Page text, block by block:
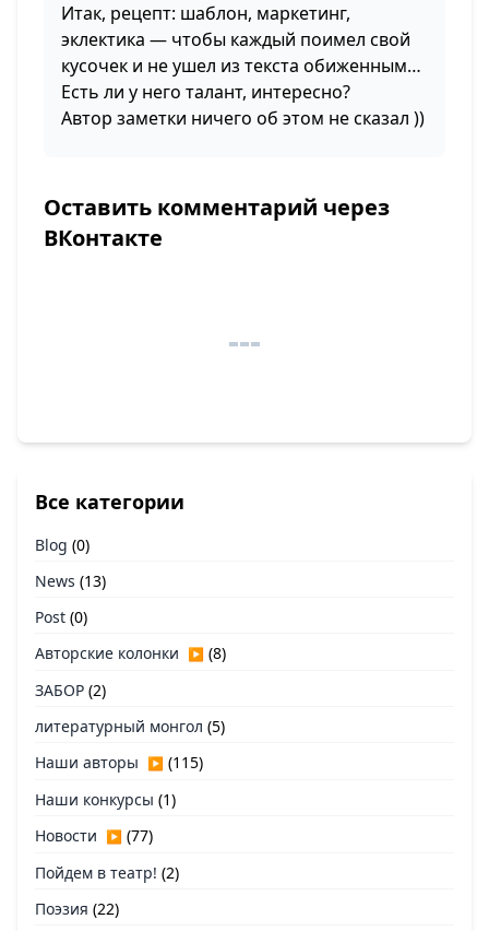
Итак, рецепт: шаблон, маркетинг,
эклектика — чтобы каждый поимел свой
кусочек и не ушел из текста обиженным…
Есть ли у него талант, интересно?
Автор заметки ничего об этом не сказал ))
Оставить комментарий через
ВКонтакте
Все категории
Blog (0)
News (13)
Post (0)
Авторские колонки ▶ (8)
ЗАБОР (2)
литературный монгол (5)
Наши авторы ▶ (115)
Наши конкурсы (1)
Новости ▶ (77)
Пойдем в театр! (2)
Поэзия (22)